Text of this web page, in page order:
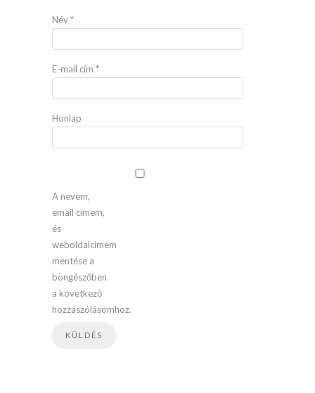
Név*
E-mail cím *
Honlap
A nevem,
email címem,
és
weboldalcímem
mentése a
böngészőben
a következő
hozzászólásomhoz.